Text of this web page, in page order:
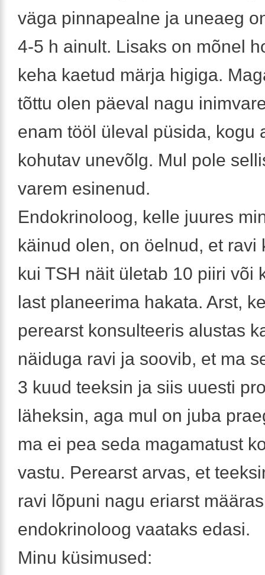
väga pinnapealne ja uneaeg
4-5 h ainult. Lisaks on mõnel
keha kaetud märja higiga.
tõttu olen päeval nagu
enam tööl üleval püsida, kogu
kohutav unevõlg. Mul pole
varem esinenud.
Endokrinoloog, kelle juures
käinud olen, on öelnud, et ravi
kui TSH näit ületab 10 piiri või
last planeerima hakata. Arst,
perearst konsulteeris alustas
näiduga ravi ja soovib, et ma
3 kuud teeksin ja siis uuesti
läheksin, aga mul on juba
ma ei pea seda magamatust
vastu. Perearst arvas, et
ravi lõpuni nagu eriarst
endokrinoloog vaataks edasi.
Minu küsimused: